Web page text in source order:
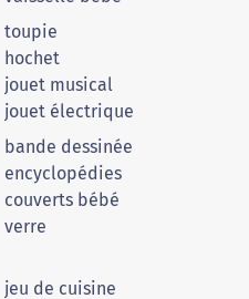
toupie
hochet
jouet musical
jouet électrique
bande dessinée
encyclopédies
couverts bébé
verre
jeu de cuisine